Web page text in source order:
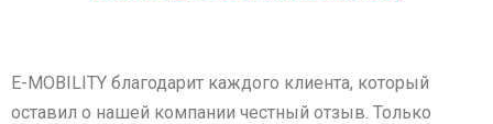
E-MOBILITY благодарит каждого клиента, который
оставил о нашей компании честный отзыв. Только